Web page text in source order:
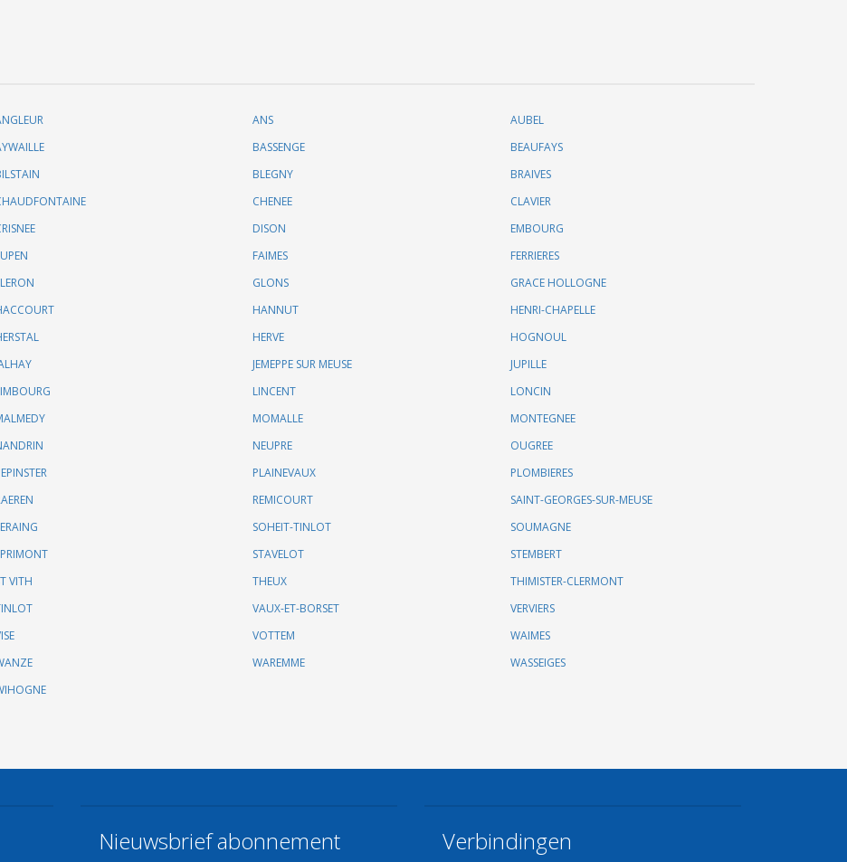
ANS
AUBEL
BASSENGE
BEAUFAYS
BLEGNY
BRAIVES
CHENEE
CLAVIER
DISON
EMBOURG
FAIMES
FERRIERES
GLONS
GRACE HOLLOGNE
HANNUT
HENRI-CHAPELLE
HERVE
HOGNOUL
JEMEPPE SUR MEUSE
JUPILLE
LINCENT
LONCIN
MOMALLE
MONTEGNEE
NEUPRE
OUGREE
PLAINEVAUX
PLOMBIERES
REMICOURT
SAINT-GEORGES-SUR-MEUSE
SOHEIT-TINLOT
SOUMAGNE
STAVELOT
STEMBERT
VITH THEUX
THIMISTER-CLERMONT
VAUX-ET-BORSET
VERVIERS
VOTTEM
WAIMES
WAREMME
WASSEIGES
Nieuwsbrief abonnement Verbindingen